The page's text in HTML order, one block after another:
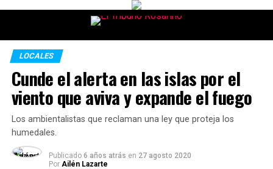
LOCALES
Cunde el alerta en las islas por el
viento que aviva y expande el fuego
Los ambientalistas que reclaman una ley que proteja los
humedales.
Publicado 6 años atrás en 27 agosto 2020
Por Ailén Lazarte